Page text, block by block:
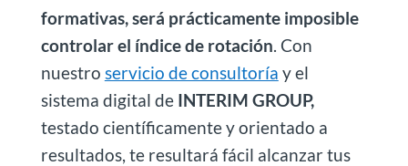
formativas, será prácticamente imposible
controlar el índice de rotación. Con
nuestro servicio de consultoría y el
sistema digital de INTERIM GROUP,
testado científicamente y orientado a
resultados, te resultará fácil alcanzar tus